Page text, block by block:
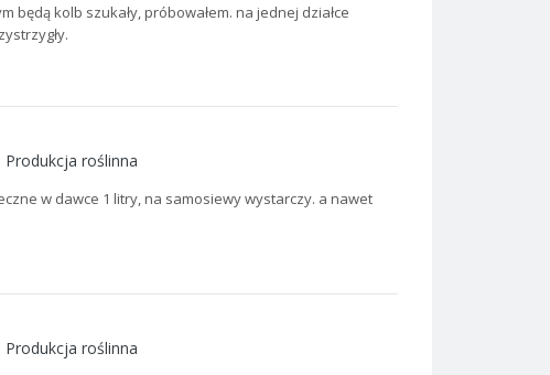
będą kolb szukały, próbowałem. na jednej działce
Produkcja roślinna
w dawce 1 litry, na samosiewy wystarczy. a nawet
Produkcja roślinna